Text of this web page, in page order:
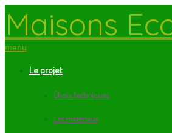
Maisons
menu
Le projet
Choix techniques
Les matériaux